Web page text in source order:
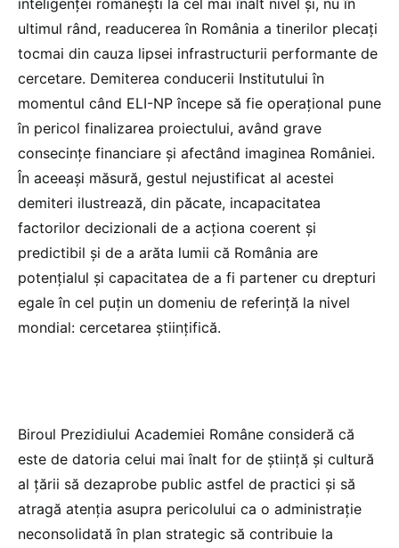
ultimul rând, readucerea în România a tinerilor plecați
tocmai din cauza lipsei infrastructurii performante de
cercetare. Demiterea conducerii Institutului în
momentul când ELI-NP începe să fie operațional pune
în pericol finalizarea proiectului, având grave
consecinţe financiare și afectând imaginea României.
În aceeași măsură, gestul nejustificat al acestei
demiteri ilustrează, din păcate, incapacitatea
factorilor decizionali de a acționa coerent și
predictibil și de a arăta lumii că România are
potențialul și capacitatea de a fi partener cu drepturi
egale în cel puțin un domeniu de referință la nivel
mondial: cercetarea științifică.
Biroul Prezidiului Academiei Române consideră că
este de datoria celui mai înalt for de ştiinţă şi cultură
al ţării să dezaprobe public astfel de practici și să
atragă atenția asupra pericolului ca o administrație
neconsolidată în plan strategic să contribuie la